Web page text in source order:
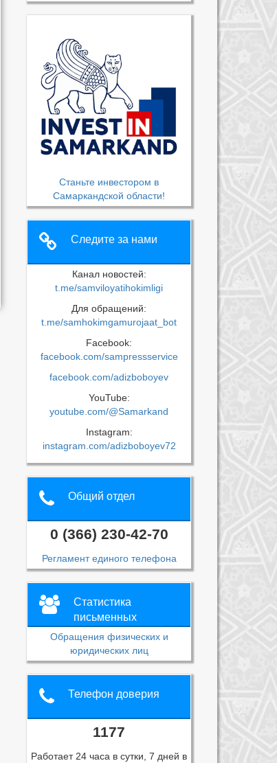
Станьте инвестором в
Самаркандской области!
Следите за нами
Канал новостей:
t.me/samviloyatihokimligi
Для обращений:
t.me/samhokimgamurojaat_bot
Facebook:
facebook.com/sampressservice
facebook.com/adizboboyev
YouTube:
youtube.com/@Samarkand
Instagram:
instagram.com/adizboboyev72
Общий отдел
0 (366) 230-42-70
Регламент единого телефона
Статистика
письменных
обращений
Обращения физических и
юридических лиц
Телефон доверия
1177
Работает 24 часа в сутки, 7 дней в